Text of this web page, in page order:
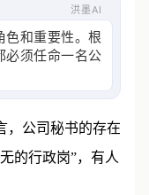
洪墨AI
色和重要性。根
必须任命一名公
，公司秘书的存在
的行政岗”，有人